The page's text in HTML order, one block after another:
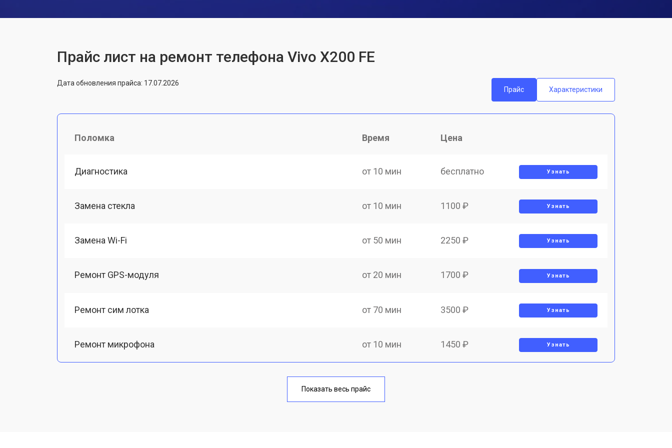
Прайс лист на ремонт телефона Vivo X200 FE
Дата обновления прайса: 17.07.2026
Прайс
Характеристики
Поломка Время Цена
Диагностика от 10 мин бесплатно Узнать
Замена стекла от 10 мин 1100 ₽ Узнать
Замена Wi-Fi от 50 мин 2250 ₽ Узнать
Ремонт GPS-модуля от 20 мин 1700 ₽ Узнать
Ремонт сим лотка от 70 мин 3500 ₽ Узнать
Ремонт микрофона от 10 мин 1450 ₽ Узнать
от 40 мин
Показать весь прайс